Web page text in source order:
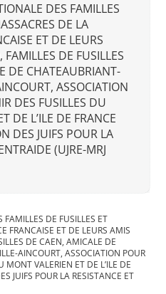
DES FAMILLES
DE LA
ET DE LEURS
DE FUSILLES
DE CHATEAUBRIANT-
ASSOCIATION
DES FUSILLES DU
DE L’ILE DE FRANCE
DES JUIFS POUR LA
(UJRE-MRJ
DE FUSILLES ET
FRANCAISE ET DE LEURS AMIS
DE CAEN, AMICALE DE
AINCOURT, ASSOCIATION POUR
MONT VALERIEN ET DE L’ILE DE
JUIFS POUR LA RESISTANCE ET